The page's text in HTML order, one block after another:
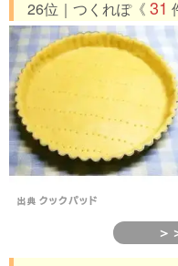
26位｜つくれぽ《 31
＞